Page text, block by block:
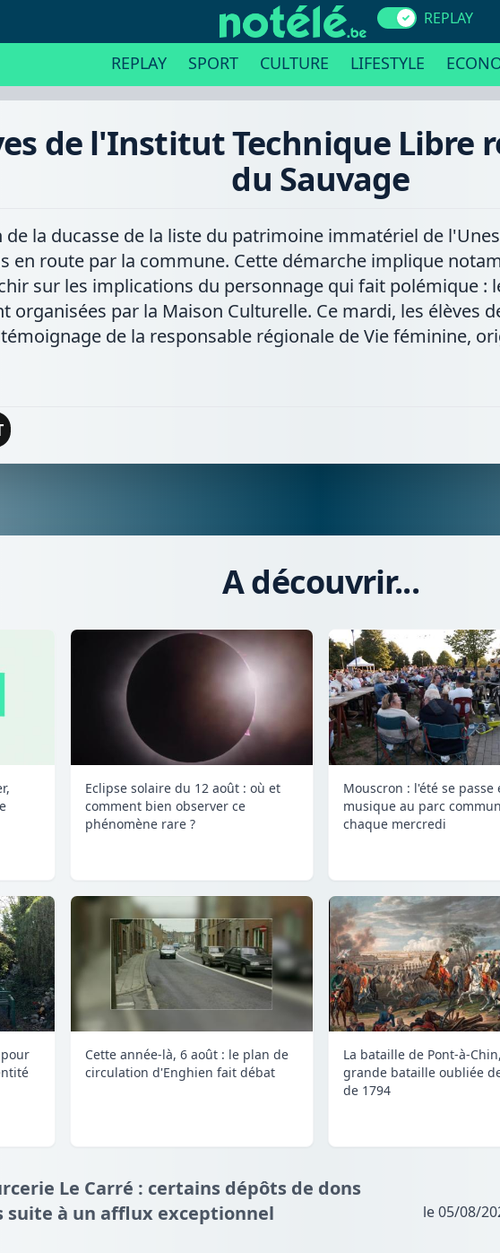
REPLAY
REPLAY SPORT CULTURE LIFESTYLE
de l'Institut Technique Libre
du Sauvage
de la ducasse de la liste du patrimoine immatériel de
en route par la commune. Cette démarche implique
sur les implications du personnage qui fait polémique :
organisées par la Maison Culturelle. Ce mardi, les élèves
de la responsable régionale de Vie féminine,
A découvrir...
Eclipse solaire du 12 août : où et
comment bien observer ce
phénomène rare ?
Mouscron : l'été se passe
musique au parc
chaque mercredi
Cette année-là, 6 août : le plan de
circulation d'Enghien fait débat
La bataille de Pont-à-
grande bataille oubliée
de 1794
Le Carré : certains dépôts de dons
suite à un afflux exceptionnel
le 05/08/